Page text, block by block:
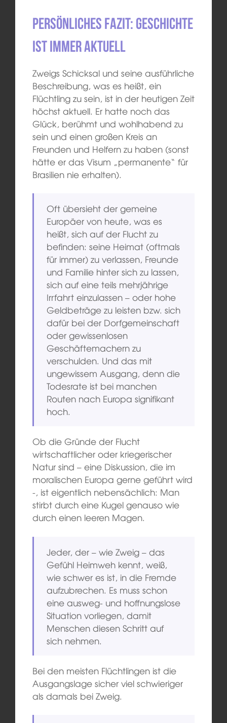
Persönliches Fazit: Geschichte
ist immer aktuell
Zweigs Schicksal und seine ausführliche
Beschreibung, was es heißt, ein
Flüchtling zu sein, ist in der heutigen Zeit
höchst aktuell. Er hatte noch das
Glück, berühmt und wohlhabend zu
sein und einen großen Kreis an
Freunden und Helfern zu haben (sonst
hätte er das Visum „permanente“ für
Brasilien nie erhalten).
Oft übersieht der gemeine
Europäer von heute, was es
heißt, sich auf der Flucht zu
befinden: seine Heimat (oftmals
für immer) zu verlassen, Freunde
und Familie hinter sich zu lassen,
sich auf eine teils mehrjährige
Irrfahrt einzulassen – oder hohe
Geldbeträge zu leisten bzw. sich
dafür bei der Dorfgemeinschaft
oder gewissenlosen
Geschäftemachern zu
verschulden. Und das mit
ungewissem Ausgang, denn die
Todesrate ist bei manchen
Routen nach Europa signifikant
hoch.
Ob die Gründe der Flucht
wirtschaftlicher oder kriegerischer
Natur sind – eine Diskussion, die im
moralischen Europa gerne geführt wird
-, ist eigentlich nebensächlich: Man
stirbt durch eine Kugel genauso wie
durch einen leeren Magen.
Jeder, der – wie Zweig – das
Gefühl Heimweh kennt, weiß,
wie schwer es ist, in die Fremde
aufzubrechen. Es muss schon
eine ausweg- und hoffnungslose
Situation vorliegen, damit
Menschen diesen Schritt auf
sich nehmen.
Bei den meisten Flüchtlingen ist die
Ausgangslage sicher viel schwieriger
als damals bei Zweig.